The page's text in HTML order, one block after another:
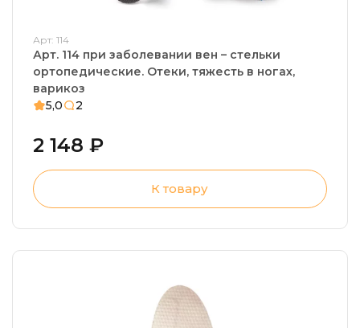
Арт: 114
Арт. 114 при заболевании вен – стельки
ортопедические. Отеки, тяжесть в ногах,
варикоз
5,0
2
2 148 ₽
К товару